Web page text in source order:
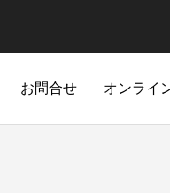
お問合せ オンライ